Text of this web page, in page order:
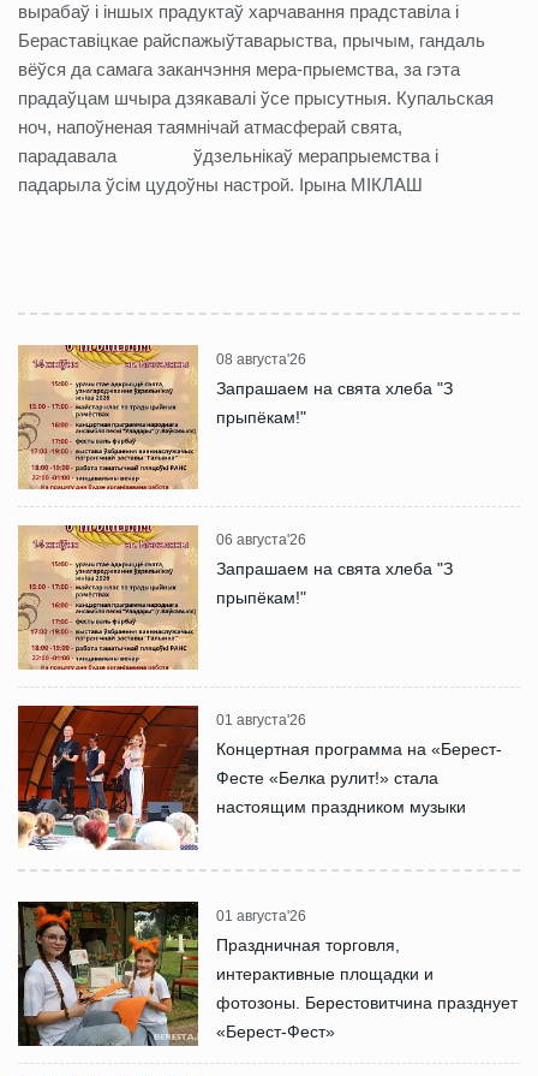
вырабаў і іншых прадуктаў харчавання прадставіла і
Бераставіцкае райспажыўтаварыства, прычым, гандаль
вёўся да самага заканчэння мера-прыемства, за гэта
прадаўцам шчыра дзякавалі ўсе прысутныя. Купальская
ноч, напоўненая таямнічай атмасферай свята,
парадавала ўдзельнікаў мерапрыемства і
падарыла ўсім цудоўны настрой. Ірына МІКЛАШ
08 августа'26
Запрашаем на свята хлеба "З
прыпёкам!"
06 августа'26
Запрашаем на свята хлеба "З
прыпёкам!"
01 августа'26
Концертная программа на «Берест-
Фесте «Белка рулит!» стала
настоящим праздником музыки
01 августа'26
Праздничная торговля,
интерактивные площадки и
фотозоны. Берестовитчина празднует
«Берест-Фест»